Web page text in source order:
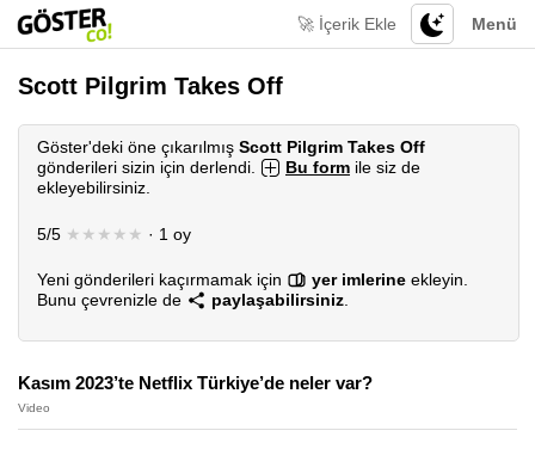
Menü
🚀 İçerik Ekle
Scott Pilgrim Takes Off
Göster'deki öne çıkarılmış Scott Pilgrim Takes Off
gönderileri sizin için derlendi.
Bu form ile siz de
ekleyebilirsiniz.
5/5 ★★★★★ · 1 oy
Yeni gönderileri kaçırmamak için yer imlerine ekleyin.
Bunu çevrenizle de
paylaşabilirsiniz
Kasım 2023’te Netflix Türkiye’de neler var?
Video